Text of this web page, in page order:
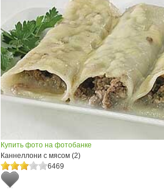
Купить фото на фотобанке
Каннеллони с мясом (2)
6469